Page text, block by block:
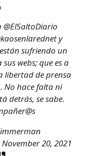
@ElSaltoDiario
y
sufriendo un
webs; que es a
libertad de prensa
No hace falta ni
detrás, se sabe.
November 20, 2021